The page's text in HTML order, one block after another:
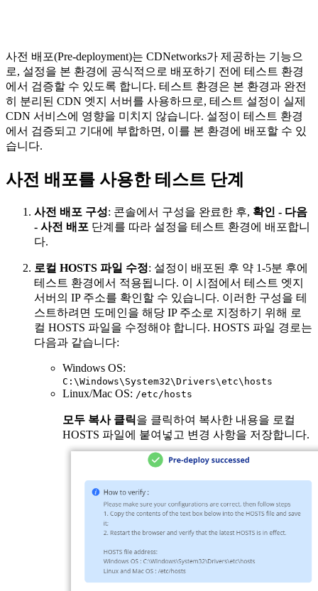
사전 배포(Pre-deployment)는 CDNetworks가 제공하는 기능으
로, 설정을 본 환경에 공식적으로 배포하기 전에 테스트 환경
에서 검증할 수 있도록 합니다. 테스트 환경은 본 환경과 완전
히 분리된 CDN 엣지 서버를 사용하므로, 테스트 설정이 실제
CDN 서비스에 영향을 미치지 않습니다. 설정이 테스트 환경
에서 검증되고 기대에 부합하면, 이를 본 환경에 배포할 수 있
습니다.
사전 배포를 사용한 테스트 단계
사전 배포 구성: 콘솔에서 구성을 완료한 후, 확인 - 다음
- 사전 배포 단계를 따라 설정을 테스트 환경에 배포합니
다.
로컬 HOSTS 파일 수정: 설정이 배포된 후 약 1-5분 후에
테스트 환경에서 적용됩니다. 이 시점에서 테스트 엣지
서버의 IP 주소를 확인할 수 있습니다. 이러한 구성을 테
스트하려면 도메인을 해당 IP 주소로 지정하기 위해 로
컬 HOSTS 파일을 수정해야 합니다. HOSTS 파일 경로는
다음과 같습니다:
Windows OS:
C:\Windows\System32\Drivers\etc\hosts
Linux/Mac OS: /etc/hosts
모두 복사 클릭을 클릭하여 복사한 내용을 로컬
HOSTS 파일에 붙여넣고 변경 사항을 저장합니다.